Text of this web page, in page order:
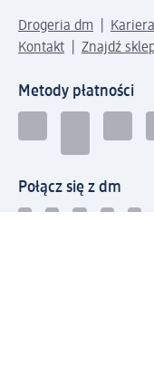
Drogeria dm Kariera
Kontakt
Znajdź
Metody płatności
Połącz się z dm